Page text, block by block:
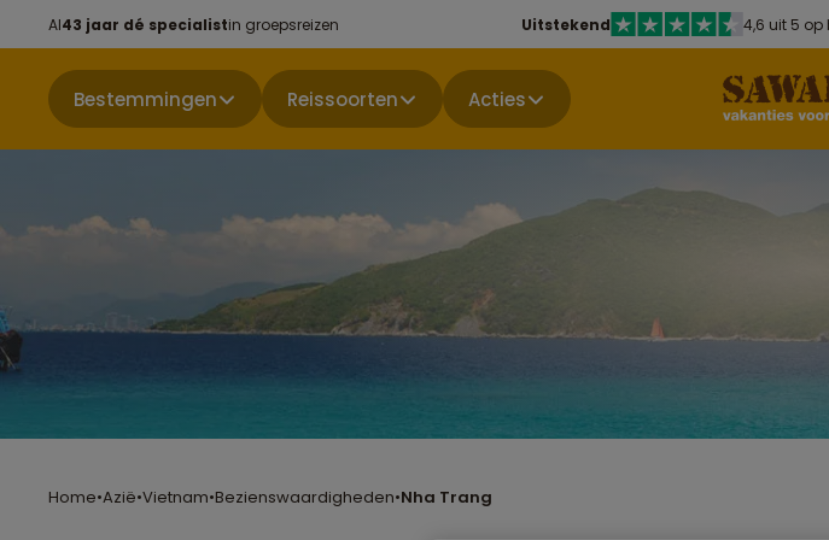
Al43 jaar dé specialistin groepsreizen Uitstekend 4,6 uit 5
Bestemmingen Reissoorten Acties
Home•Azië•Vietnam•Bezienswaardigheden•Nha Trang